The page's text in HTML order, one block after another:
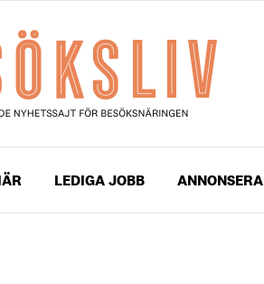
LEDIGA JOBB ANNONSERA